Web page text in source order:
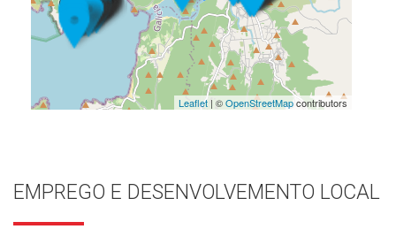
Leaflet| ©OpenStreetMapcontributors
EMPREGO E DESENVOLVEMENTO LOCAL